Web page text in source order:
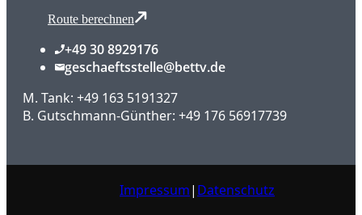
Route berechnen
+49 30 8929176
geschaeftsstelle@bettv.de
M. Tank: +49 163 5191327
B. Gutschmann-Günther: +49 176 56917739
Impressum| Datenschutz